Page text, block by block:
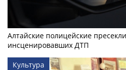
Алтайские полицейские
инсценировавших ДТП
Культура